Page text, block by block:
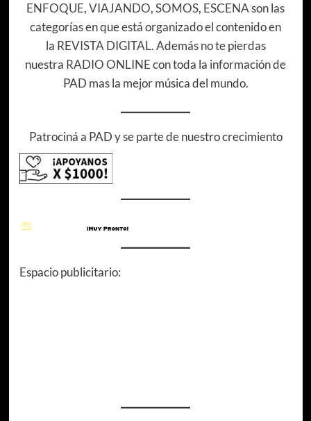
ENFOQUE,VIAJANDO,SOMOS, ESCENAson las
categorías en que está organizado el contenido en
la REVISTA DIGITAL. Además no te pierdas
nuestra RADIO ONLINEcon toda la información de
PAD mas la mejor música del mundo.
Patrociná a PAD y se parte de nuestro crecimiento
Espacio publicitario: